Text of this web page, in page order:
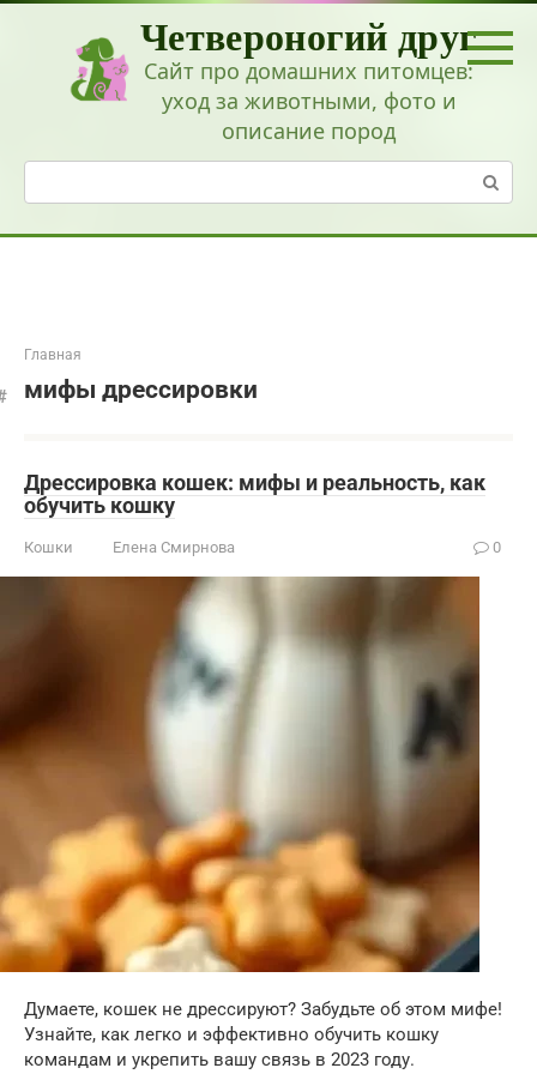
Перейти
Четвероногий друг
Сайт про домашних питомцев:
уход за животными, фото и
описание пород
Поиск:
Главная
мифы дрессировки
Дрессировка кошек: мифы и реальность, как
обучить кошку
Кошки Елена Смирнова 0
Думаете, кошек не дрессируют? Забудьте об этом мифе!
Узнайте, как легко и эффективно обучить кошку
командам и укрепить вашу связь в 2023 году.